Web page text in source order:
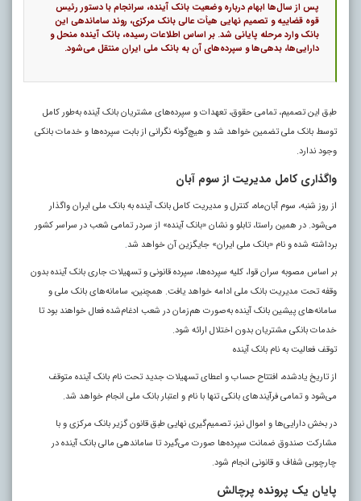
پس از سال‌ها ابهام درباره وضعیت بانک آینده، سرانجام با دستور رئیس
قوه قضاییه و تصمیم نهایی هیأت عالی بانک مرکزی، روند ساماندهی این
بانک وارد مرحله پایانی شد. بر اساس اطلاعات رسیده، بانک آینده منحل و
دارایی‌ها، بدهی‌ها و سپرده‌های آن به بانک ملی ایران منتقل می‌شود.
طبق این تصمیم، تمامی حقوق، تعهدات و سپرده‌های مشتریان بانک آینده به‌طور کامل
توسط بانک ملی تضمین خواهد شد و هیچ‌گونه نگرانی از بابت سپرده‌ها و خدمات بانکی
وجود ندارد.
واگذاری کامل مدیریت از سوم آبان
از روز شنبه، سوم آبان‌ماه، کنترل و مدیریت کامل بانک آینده به بانک ملی ایران واگذار
می‌شود. در همین راستا، تابلو و نشان «بانک آینده» از سردر تمامی شعب در سراسر کشور
برداشته شده و نام «بانک ملی ایران» جایگزین آن خواهد شد.
بر اساس مصوبه سران قوا، کلیه سپرده‌ها، سپرده قانونی و تسهیلات جاری بانک آینده بدون
وقفه تحت مدیریت بانک ملی ادامه خواهد یافت. همچنین، سامانه‌های بانک ملی و
سامانه‌های پیشین بانک آینده به‌صورت هم‌زمان در شعب ادغام‌شده فعال خواهند بود تا
خدمات بانکی مشتریان بدون اختلال ارائه شود.
توقف فعالیت به نام بانک آینده
از تاریخ یادشده، افتتاح حساب و اعطای تسهیلات جدید تحت نام بانک آینده متوقف
می‌شود و تمامی فرآیندهای بانکی تنها با نام و اعتبار بانک ملی انجام خواهد شد.
در بخش دارایی‌ها و اموال نیز، تصمیم‌گیری نهایی طبق قانون گزیر بانک مرکزی و با
مشارکت صندوق ضمانت سپرده‌ها صورت می‌گیرد تا ساماندهی مالی بانک آینده در
چارچوبی شفاف و قانونی انجام شود.
پایان یک پرونده پرچالش